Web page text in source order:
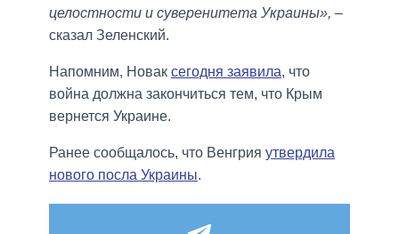
целостности и суверенитета Украины», –
сказал Зеленский.
Напомним, Новак сегодня заявила, что
война должна закончиться тем, что Крым
вернется Украине.
Ранее сообщалось, что Венгрия утвердила
нового посла Украины.